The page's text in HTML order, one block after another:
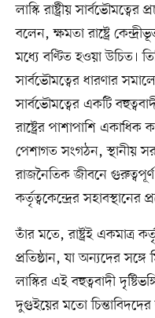
লাস্কি রাষ্ট্রীয়
বলেন, ক্ষমতা রাষ্ট্রে
মধ্যে বণ্টিত হওয়া উচিত।
সার্বভৌমত্বের ধারণার
সার্বভৌমত্বের একটি
রাষ্ট্রের পাশাপাশি একাধিক
পেশাগত সংগঠন, স্থানীয়
রাজনৈতিক জীবনে
কর্তৃত্বকেন্দ্রের
তাঁর মতে, রাষ্ট্রই একমাত্র
প্রতিষ্ঠান, যা অন্যদের
লাস্কির এই বহুত্ববাদী
দুগুইয়ের মতো চিন্তাবিদদের